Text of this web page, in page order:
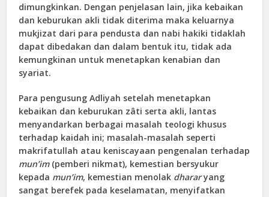
dimungkinkan. Dengan penjelasan lain, jika kebaikan
dan keburukan akli tidak diterima maka keluarnya
mukjizat dari para pendusta dan nabi hakiki tidaklah
dapat dibedakan dan dalam bentuk itu, tidak ada
kemungkinan untuk menetapkan kenabian dan
syariat.
Para pengusung Adliyah setelah menetapkan
kebaikan dan keburukan zâti serta akli, lantas
menyandarkan berbagai masalah teologi khusus
terhadap kaidah ini; masalah-masalah seperti
makrifatullah atau keniscayaan pengenalan terhadap
mun’im(pemberi nikmat), kemestian bersyukur
kepada mun’im, kemestian menolak dhararyang
sangat berefek pada keselamatan, menyifatkan